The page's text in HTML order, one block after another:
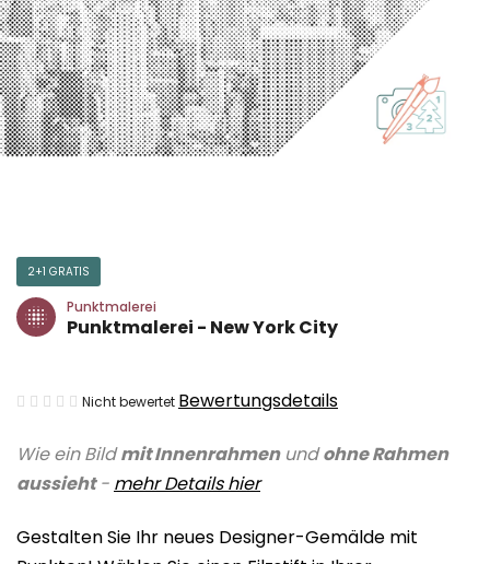
Wie ein Bildmit Innenrahmenundohne Rahmen
aussieht- mehr Detailshier
Gestalten Sie Ihr neues Designer-Gemälde mit
2+1 GRATIS
Punktmalerei
Punktmalerei - New York City
Die
Produktbewertung
ist
von
Nicht bewertet Bewertungsdetails